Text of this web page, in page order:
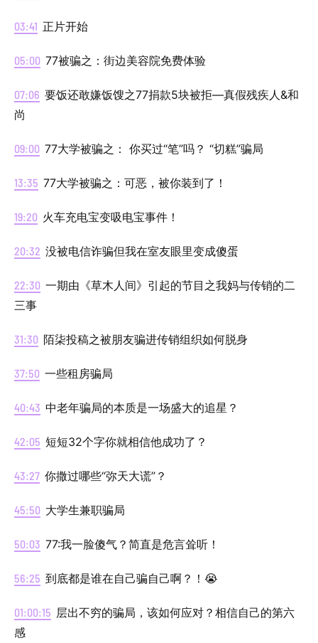
03:41 正片开始
05:00 77被骗之：街边美容院免费体验
07:06 要饭还敢嫌饭馊之77捐款5块被拒—真假残疾人&和
尚
09:00 77大学被骗之： 你买过“笔”吗？ “切糕”骗局
13:35 77大学被骗之：可恶，被你装到了！
19:20 火车充电宝变吸电宝事件！
20:32 没被电信诈骗但我在室友眼里变成傻蛋
22:30 一期由《草木人间》引起的节目之我妈与传销的二
三事
31:30 陌柒投稿之被朋友骗进传销组织如何脱身
37:50 一些租房骗局
40:43 中老年骗局的本质是一场盛大的追星？
42:05 短短32个字你就相信他成功了？
43:27 你撒过哪些“弥天大谎”？
45:50 大学生兼职骗局
50:03 77:我一脸傻气？简直是危言耸听！
56:25 到底都是谁在自己骗自己啊？！😭
01:00:15 层出不穷的骗局，该如何应对？相信自己的第六
感